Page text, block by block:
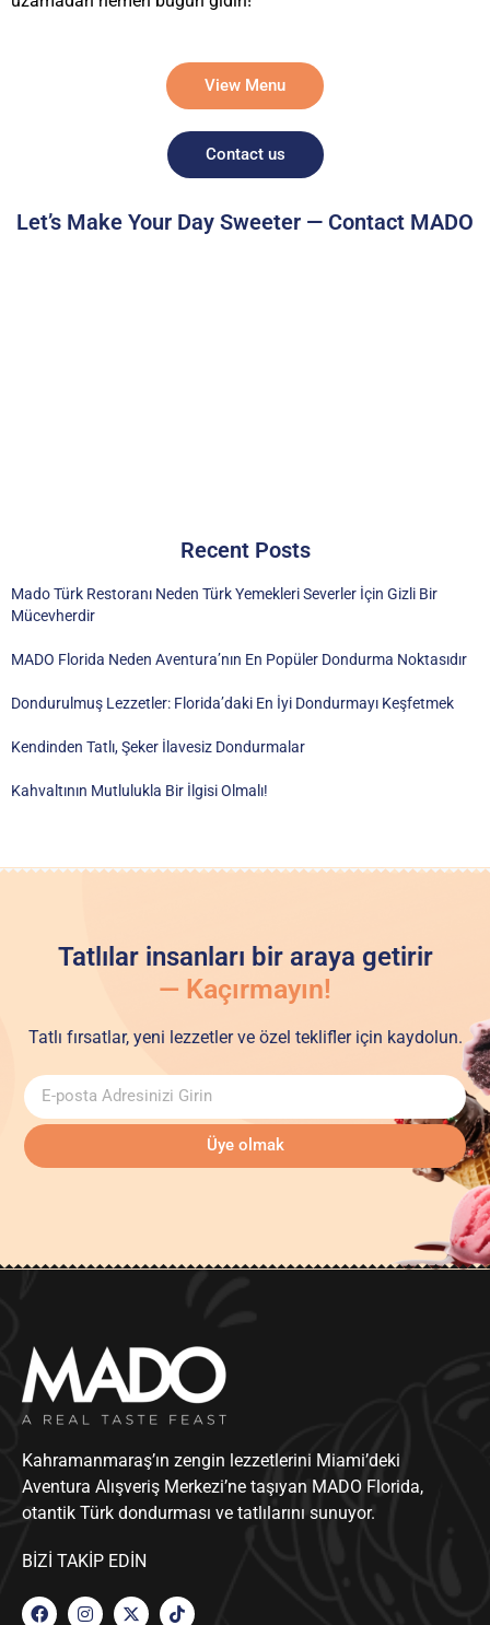
View Menu
Contact us
Let’s Make Your Day Sweeter — Contact MADO
Recent Posts
Mado Türk Restoranı Neden Türk Yemekleri Severler İçin Gizli Bir
Mücevherdir
MADO Florida Neden Aventura’nın En Popüler Dondurma Noktasıdır
Dondurulmuş Lezzetler: Florida’daki En İyi Dondurmayı Keşfetmek
Kendinden Tatlı, Şeker İlavesiz Dondurmalar
Kahvaltının Mutlulukla Bir İlgisi Olmalı!
Tatlılar insanları bir araya getirir
— Kaçırmayın!
Tatlı fırsatlar, yeni lezzetler ve özel teklifler için kaydolun.
Üye olmak
Kahramanmaraş’ın zengin lezzetlerini Miami’deki
Aventura Alışveriş Merkezi’ne taşıyan MADO Florida,
otantik Türk dondurması ve tatlılarını sunuyor.
BIZI TAKIP EDIN